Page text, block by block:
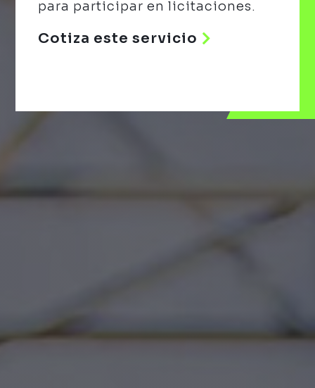
para participar en licitaciones.
Cotiza este servicio